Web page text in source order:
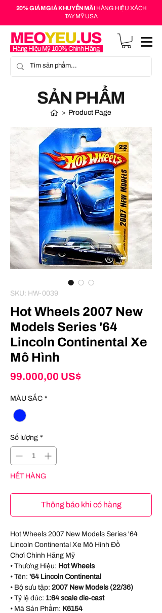
20% GIẢM GIÁ KHUYẾN MÃI HÀNG HIỆU XÁCH
TAY MỸ USA
MEOYEU.US
Hàng Hiệu Mỹ 100% Chính Hãng
SẢN PHẨM
> Product Page
SKU: HW-0039
Hot Wheels 2007 New
Models Series '64
Lincoln Continental Xe
Mô Hình
99.000,00 US$Giá
MÀU SẮC *
Số lượng *
HẾT HÀNG
Thông báo khi có hàng
Hot Wheels 2007 New Models Series '64
Lincoln Continental Xe Mô Hình Đồ
Chơi Chính Hãng Mỹ
• Thương Hiệu: Hot Wheels
• Tên: '64 Lincoln Continental
• Bộ sưu tập: 2007 New Models (22/36)
• Tỷ lệ đúc: 1:64 scale die-cast
• Mã Sản Phẩm: K6154